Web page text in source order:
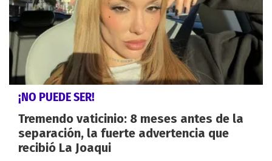
¡NO PUEDE SER!
Tremendo vaticinio: 8 meses antes de la
separación, la fuerte advertencia que
recibió La Joaqui